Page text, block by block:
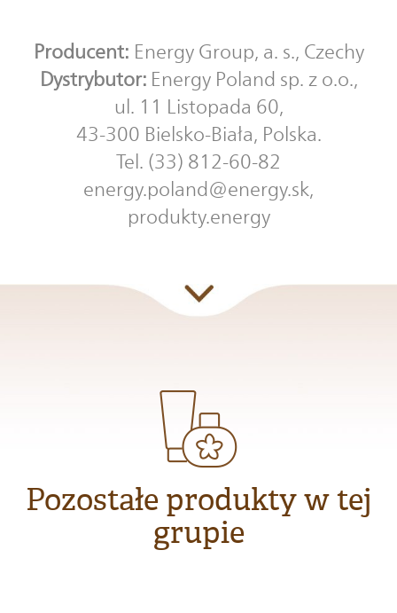
Producent: Energy Group, a. s., Czechy
Dystrybutor: Energy Poland sp. z o.o.,
ul. 11 Listopada 60,
43-300 Bielsko-Biała, Polska.
Tel. (33) 812-60-82
energy.poland@energy.sk,
produkty.energy
Pozostałe produkty w tej
grupie